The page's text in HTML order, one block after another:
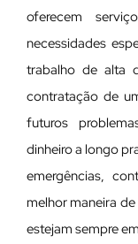
oferecem
necessidades
trabalho de alta
contratação de
futuros
dinheiro a longo
emergências,
melhor maneira
estejam sempre